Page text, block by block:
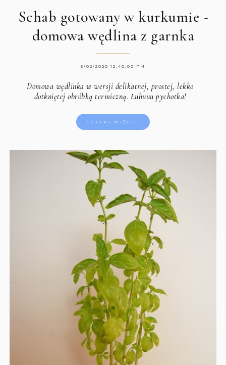
Schab gotowany w kurkumie -
domowa wędlina z garnka
5/02/2020 12:40:00 PM
Domowa wędlinka w wersji delikatnej, prostej, lekko
dotkniętej obróbką termiczną. Łuhuuu pychotka!
CZYTAJ WIĘCEJ